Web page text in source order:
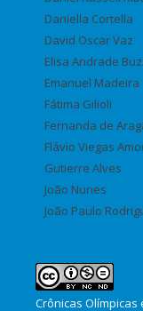
Daniella Cortella
David Oscar Vaz
Elisa Andrade
Emanuel Madeira
Fátima Gilioli
Fernanda de
Flávio Viegas
Gutierre Alves
João Nunes
João Paulo
Crônicas Olímpicas